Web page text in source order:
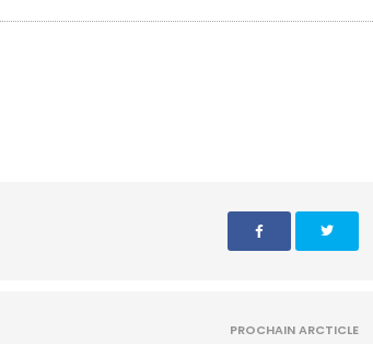
PROCHAIN ARCTICLE